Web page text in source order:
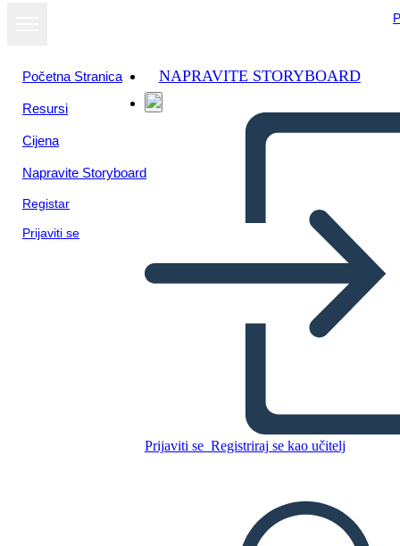
Početna Stranica
Resursi
Cijena
Napravite Storyboard
Registar
Prijaviti se
NAPRAVITE STORYBOARD
Prijaviti se Registriraj se kao učitelj
Mappa dei Popoli Indigeni
del Nord America
Kopirajte ovaj Storyboard
IZRADITE PLOČU SCENARIJA